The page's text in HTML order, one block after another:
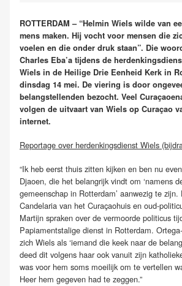
ROTTERDAM – “Helmin Wiels wilde van
mens maken. Hij vocht voor mensen die
voelen en die onder druk staan”. Die
Charles Eba’a tijdens de
Wiels in de Heilige Drie Eenheid Kerk in
dinsdag 14 mei. De viering is door
belangstellenden bezocht. Veel
volgen de uitvaart van Wiels op Curaçao
internet.
Reportage over herdenkingsdienst Wiels
“Ik heb eerst thuis zitten kijken en ben nu
Djaoen, die het belangrijk vindt om ‘namens
gemeenschap in Rotterdam’ aanwezig te zijn.
Candelaria van het Curaçaohuis en oud-
Martijn spraken over de vermoorde politicus
Papiamentstalige dienst in Rotterdam.
zich Wiels als ‘iemand die keek naar de
deed dit volgens haar ook vanuit zijn
was voor hem soms moeilijk om te vertellen
Heer hem gegeven had te zeggen.”